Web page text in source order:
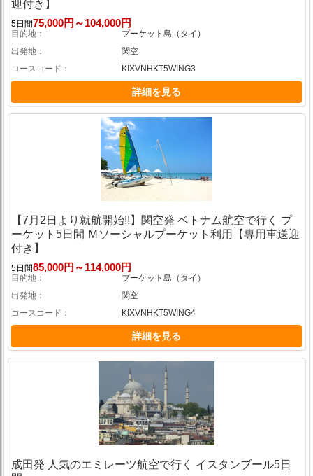
迎付き】
5日間75,000円～104,000円
目的地
プーケット島（タイ）
出発地
関空
コースコード
KIXVNHKT5WING3
詳細を見る
【7月2日より就航開始!!】関空発 ベトナム航空で行く プ
ーケット5日間 Ｍソーシャルプーケット利用【専用車送迎
付き】
5日間85,000円～114,000円
目的地
プーケット島（タイ）
出発地
関空
コースコード
KIXVNHKT5WING4
詳細を見る
成田発 人気のエミレーツ航空で行く イスタンブール5日